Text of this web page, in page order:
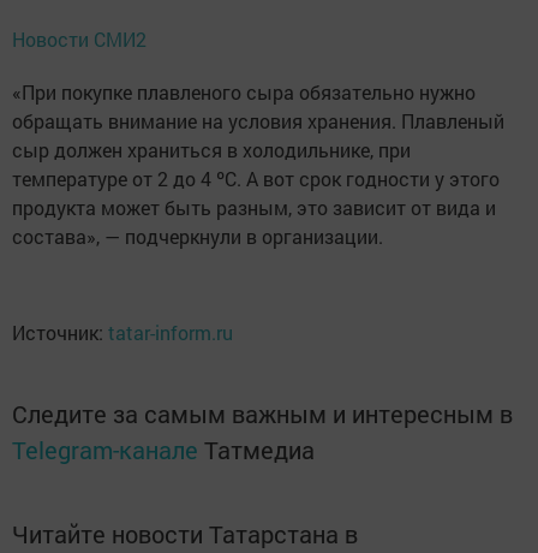
Новости СМИ2
«При покупке плавленого сыра обязательно нужно
обращать внимание на условия хранения. Плавленый
сыр должен храниться в холодильнике, при
температуре от 2 до 4 ºС. А вот срок годности у этого
продукта может быть разным, это зависит от вида и
состава», — подчеркнули в организации.
Источник: tatar-inform.ru
Следите за самым важным и интересным в
Telegram-канале Татмедиа
Читайте новости Татарстана в